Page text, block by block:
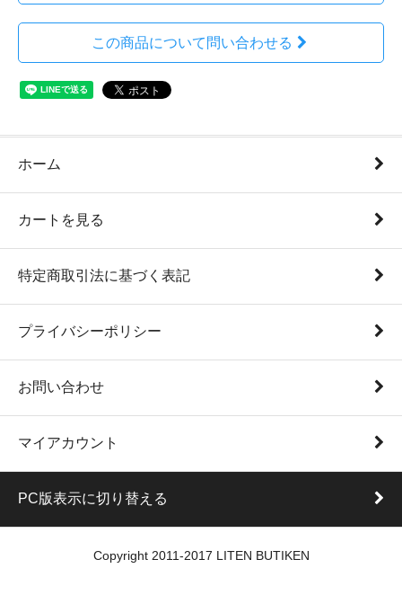
この商品について問い合わせる
ホーム
カートを見る
特定商取引法に基づく表記
プライバシーポリシー
お問い合わせ
マイアカウント
PC版表示に切り替える
Copyright 2011-2017 LITEN BUTIKEN